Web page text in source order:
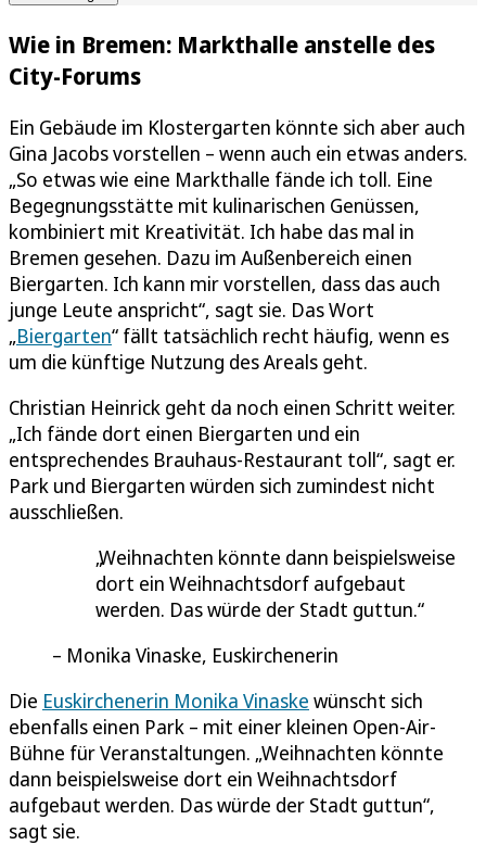
Wie in Bremen: Markthalle anstelle des
City-Forums
Ein Gebäude im Klostergarten könnte sich aber auch
Gina Jacobs vorstellen – wenn auch ein etwas anders.
„So etwas wie eine Markthalle fände ich toll. Eine
Begegnungsstätte mit kulinarischen Genüssen,
kombiniert mit Kreativität. Ich habe das mal in
Bremen gesehen. Dazu im Außenbereich einen
Biergarten. Ich kann mir vorstellen, dass das auch
junge Leute anspricht“, sagt sie. Das Wort
„Biergarten“ fällt tatsächlich recht häufig, wenn es
um die künftige Nutzung des Areals geht.
Christian Heinrick geht da noch einen Schritt weiter.
„Ich fände dort einen Biergarten und ein
entsprechendes Brauhaus-Restaurant toll“, sagt er.
Park und Biergarten würden sich zumindest nicht
ausschließen.
Weihnachten könnte dann beispielsweise
dort ein Weihnachtsdorf aufgebaut
werden. Das würde der Stadt guttun.
Monika Vinaske, Euskirchenerin
Die Euskirchenerin Monika Vinaske wünscht sich
ebenfalls einen Park – mit einer kleinen Open-Air-
Bühne für Veranstaltungen. „Weihnachten könnte
dann beispielsweise dort ein Weihnachtsdorf
aufgebaut werden. Das würde der Stadt guttun“,
sagt sie.